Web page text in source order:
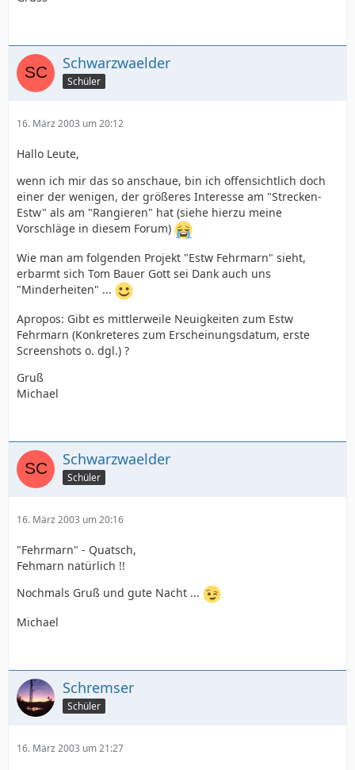
Schwarzwaelder
Schüler
16. März 2003 um 20:12
Hallo Leute,
wenn ich mir das so anschaue, bin ich offensichtlich doch
einer der wenigen, der größeres Interesse am "Strecken-
Estw" als am "Rangieren" hat (siehe hierzu meine
Vorschläge in diesem Forum)
Wie man am folgenden Projekt "Estw Fehrmarn" sieht,
erbarmt sich Tom Bauer Gott sei Dank auch uns
"Minderheiten" ...
Apropos: Gibt es mittlerweile Neuigkeiten zum Estw
Fehrmarn (Konkreteres zum Erscheinungsdatum, erste
Screenshots o. dgl.) ?
Gruß
Michael
Schwarzwaelder
Schüler
16. März 2003 um 20:16
"Fehrmarn" - Quatsch,
Fehmarn natürlich !!
Nochmals Gruß und gute Nacht ...
Michael
Schremser
Schüler
16. März 2003 um 21:27